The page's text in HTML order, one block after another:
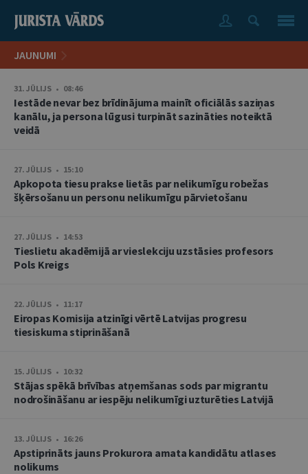
JAUNUMI
31. JŪLIJS • 08:46
Iestāde nevar bez brīdinājuma mainīt oficiālās saziņas
kanālu, ja persona lūgusi turpināt sazināties noteiktā
veidā
27. JŪLIJS • 15:10
Apkopota tiesu prakse lietās par nelikumīgu robežas
šķērsošanu un personu nelikumīgu pārvietošanu
27. JŪLIJS • 14:53
Tieslietu akadēmijā ar vieslekciju uzstāsies profesors
Pols Kreigs
22. JŪLIJS • 11:17
Eiropas Komisija atzinīgi vērtē Latvijas progresu
tiesiskuma stiprināšanā
15. JŪLIJS • 10:32
Stājas spēkā brīvības atņemšanas sods par migrantu
nodrošināšanu ar iespēju nelikumīgi uzturēties Latvijā
13. JŪLIJS • 16:26
Apstiprināts jauns Prokurora amata kandidātu atlases
nolikums